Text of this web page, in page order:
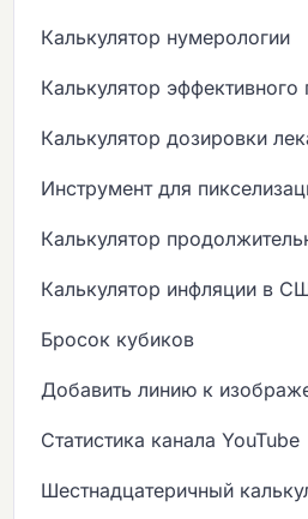
Калькулятор нумерологии
Калькулятор
Калькулятор дозировки
Инструмент для
Калькулятор
Калькулятор инфляции в
Бросок кубиков
Добавить линию к
Статистика канала YouTube
Шестнадцатеричный